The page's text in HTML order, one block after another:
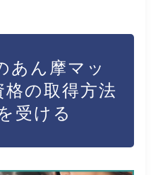
あん摩マッ
の取得方法
受ける